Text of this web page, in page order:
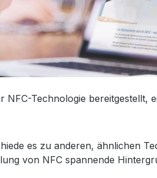
Technologie bereitgestellt,
es zu anderen, ähnlichen
von NFC spannende